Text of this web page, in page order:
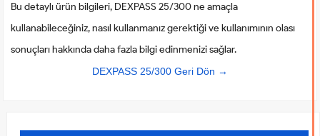
Bu detaylı ürün bilgileri, DEXPASS 25/300 ne amaçla
kullanabileceğiniz, nasıl kullanmanız gerektiği ve kullanımının olası
sonuçları hakkında daha fazla bilgi edinmenizi sağlar.
DEXPASS 25/300 Geri Dön →